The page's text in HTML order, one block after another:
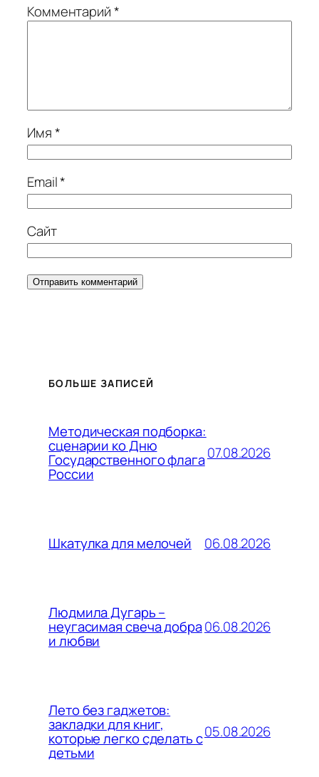
Комментарий*
Имя*
Email*
Сайт
БОЛЬШЕ ЗАПИСЕЙ
Методическая подборка:
сценарии ко Дню
Государственного флага
России
07.08.2026
Шкатулка для мелочей 06.08.2026
Людмила Дугарь –
неугасимая свеча добра
и любви
06.08.2026
Лето без гаджетов:
закладки для книг,
которые легко сделать с
детьми
05.08.2026